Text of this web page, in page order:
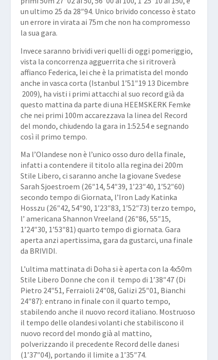
un ultimo 25 da 28″94. Unico brivido concesso è stato
un errore in virata ai 75m che non ha compromesso
la sua gara.
Invece saranno brividi veri quelli di oggi pomeriggio,
vista la concorrenza agguerrita che si ritroverà
affianco Federica, lei che è la primatista del mondo
anche in vasca corta (Istanbul 1’51″19 13 Dicembre
2009), ha visti i primi attacchi al suo record già da
questo mattina da parte di una HEEMSKERK Femke
che nei primi 100m accarezzava la linea del Record
del mondo, chiudendo la gara in 1:52.54 e segnando
così il primo tempo.
Ma l’Olandese non è l’unico osso duro della finale,
infatti a contendere il titolo alla regina dei 200m
Stile Libero, ci saranno anche la giovane Svedese
Sarah Sjoestroem (26″14, 54″39, 1’23″40, 1’52″60)
secondo tempo di Giornata, l’Iron Lady Katinka
Hosszu (26″42, 54″90, 1’23″83, 1’52″73) terzo tempo,
l’ americana Shannon Vreeland (26″86, 55″15,
1’24″30, 1’53″81) quarto tempo di giornata. Gara
aperta anzi apertissima, gara da gustarci, una finale
da BRIVIDI.
L’ultima mattinata di Doha si è aperta con la 4x50m
Stile Libero Donne che con il tempo di 1’38″47 (Di
Pietro 24″51, Ferraioli 24″08, Galizi 25″01, Bianchi
24″87): entrano in finale con il quarto tempo,
stabilendo anche il nuovo record italiano. Mostruoso
il tempo delle olandesi volanti che stabiliscono il
nuovo record del mondo già al mattino,
polverizzando il precedente Record delle danesi
(1’37″04), portando il limite a 1’35″74.